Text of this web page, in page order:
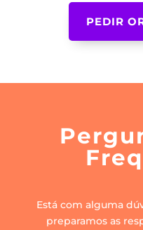
PEDIR
Está com alguma
preparamos as